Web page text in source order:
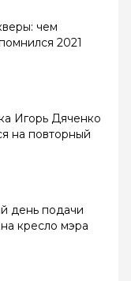
чем
2021
Игорь Дяченко
на повторный
день подачи
кресло мэра